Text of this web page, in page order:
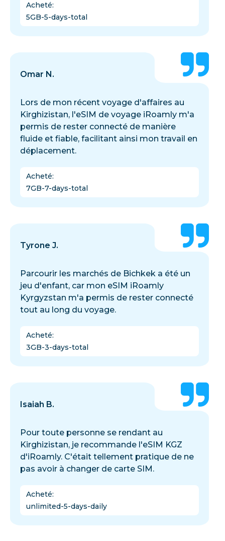
Acheté:
5GB-5-days-total
Omar N.
Lors de mon récent voyage d'affaires au
Kirghizistan, l'eSIM de voyage iRoamly m'a
permis de rester connecté de manière
fluide et fiable, facilitant ainsi mon travail en
déplacement.
Acheté:
7GB-7-days-total
Tyrone J.
Parcourir les marchés de Bichkek a été un
jeu d'enfant, car mon eSIM iRoamly
Kyrgyzstan m'a permis de rester connecté
tout au long du voyage.
Acheté:
3GB-3-days-total
Isaiah B.
Pour toute personne se rendant au
Kirghizistan, je recommande l'eSIM KGZ
d'iRoamly. C'était tellement pratique de ne
pas avoir à changer de carte SIM.
Acheté:
unlimited-5-days-daily